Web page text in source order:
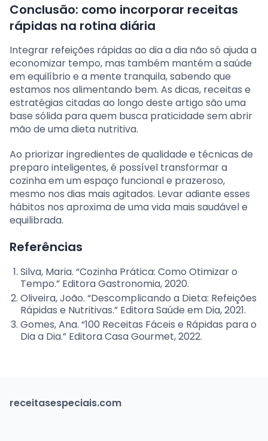
Conclusão: como incorporar receitas
rápidas na rotina diária
Integrar refeições rápidas ao dia a dia não só ajuda a
economizar tempo, mas também mantém a saúde
em equilíbrio e a mente tranquila, sabendo que
estamos nos alimentando bem. As dicas, receitas e
estratégias citadas ao longo deste artigo são uma
base sólida para quem busca praticidade sem abrir
mão de uma dieta nutritiva.
Ao priorizar ingredientes de qualidade e técnicas de
preparo inteligentes, é possível transformar a
cozinha em um espaço funcional e prazeroso,
mesmo nos dias mais agitados. Levar adiante esses
hábitos nos aproxima de uma vida mais saudável e
equilibrada.
Referências
Silva, Maria. “Cozinha Prática: Como Otimizar o
Tempo.” Editora Gastronomia, 2020.
Oliveira, João. “Descomplicando a Dieta: Refeições
Rápidas e Nutritivas.” Editora Saúde em Dia, 2021.
Gomes, Ana. “100 Receitas Fáceis e Rápidas para o
Dia a Dia.” Editora Casa Gourmet, 2022.
receitasespeciais.com